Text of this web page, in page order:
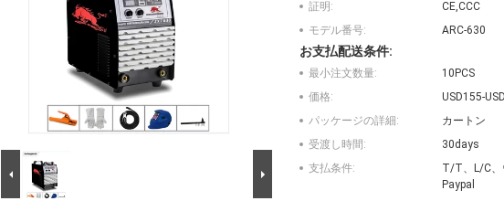
証明:
CE,CCC
モデル番号:
ARC-630
お支払配送条件:
最小注文数量:
10PCS
価格:
USD155-
パッケージの詳細:
カートン
受渡し時間:
30days
支払条件:
T/T、L/C、
Paypal